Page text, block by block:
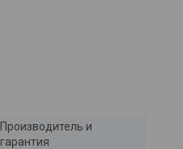
Производитель и
гарантия